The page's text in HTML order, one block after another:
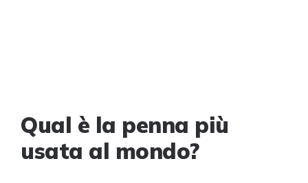
Qual è la penna più
usata al mondo?